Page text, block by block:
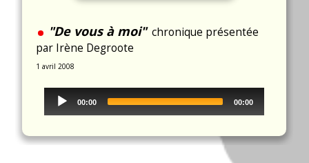
. "De vous à moi"chronique présentée
par Irène Degroote
1 avril 2008
Audio
00:00 00:00